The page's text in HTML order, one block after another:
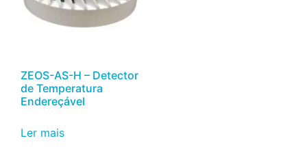
ZEOS-AS-H – Detector
de Temperatura
Endereçável
Ler mais